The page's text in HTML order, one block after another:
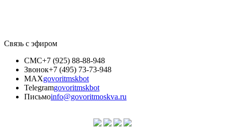
Связь с эфиром
СМС+7 (925) 88-88-948
Звонок+7 (495) 73-73-948
MAXgovoritmskbot
Telegramgovoritmskbot
Письмоinfo@govoritmoskva.ru